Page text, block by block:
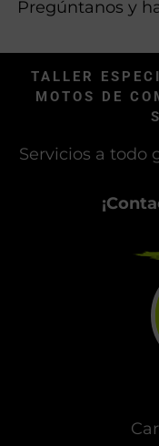
Pregúntanos y
TALLER
MOTOS DE
Servicios a todo